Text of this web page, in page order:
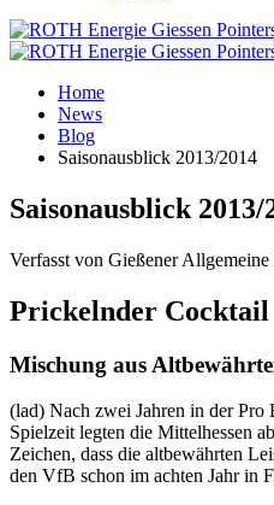
Home
News
Blog
Saisonausblick 2013/2014
Saisonausblick 2013/
Verfasst von Gießener
Prickelnder Cocktail
Mischung aus
(lad) Nach zwei Jahren in der Pro
Spielzeit legten die Mittelhessen
Zeichen, dass die altbewährten
den VfB schon im achten Jahr in